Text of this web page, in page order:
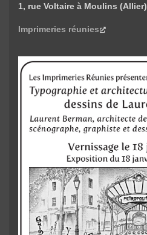
1, rue Voltaire à Moulins (Allier)
Imprimeries réunies